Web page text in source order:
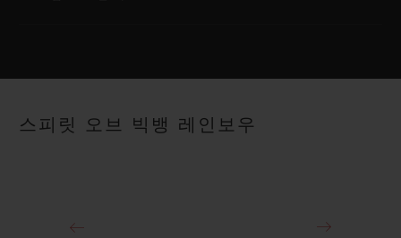
50시간
스트랩
스피릿 오브 빅뱅 레인보우